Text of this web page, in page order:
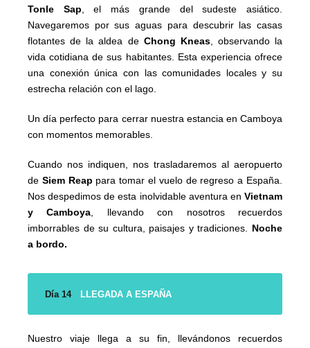
Tonle Sap, el más grande del sudeste asiático.
Navegaremos por sus aguas para descubrir las casas
flotantes de la aldea de Chong Kneas, observando la
vida cotidiana de sus habitantes. Esta experiencia ofrece
una conexión única con las comunidades locales y su
estrecha relación con el lago.
Un día perfecto para cerrar nuestra estancia en Camboya
con momentos memorables.
Cuando nos indiquen, nos trasladaremos al aeropuerto
de Siem Reap para tomar el vuelo de regreso a España.
Nos despedimos de esta inolvidable aventura en Vietnam
y Camboya, llevando con nosotros recuerdos
imborrables de su cultura, paisajes y tradiciones. Noche
a bordo.
Día 14 LLEGADA A ESPAÑA
Nuestro viaje llega a su fin, llevándonos recuerdos